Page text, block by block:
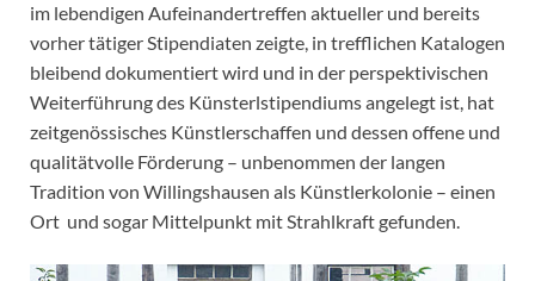
im lebendigen Aufeinandertreffen aktueller und bereits
vorher tätiger Stipendiaten zeigte, in trefflichen Katalogen
bleibend dokumentiert wird und in der perspektivischen
Weiterführung des Künsterlstipendiums angelegt ist, hat
zeitgenössisches Künstlerschaffen und dessen offene und
qualitätvolle Förderung – unbenommen der langen
Tradition von Willingshausen als Künstlerkolonie – einen
Ort und sogar Mittelpunkt mit Strahlkraft gefunden.